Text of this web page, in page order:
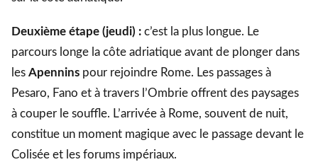
Deuxième étape (jeudi) : c’est la plus longue. Le
parcours longe la côte adriatique avant de plonger dans
les Apennins pour rejoindre Rome. Les passages à
Pesaro, Fano et à travers l’Ombrie offrent des paysages
à couper le souffle. L’arrivée à Rome, souvent de nuit,
constitue un moment magique avec le passage devant le
Colisée et les forums impériaux.